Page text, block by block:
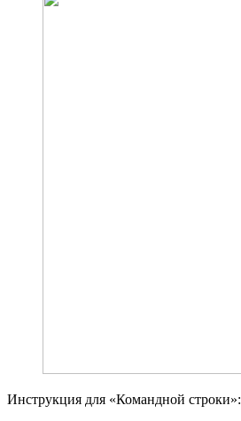
Инструкция для «Командной строки»: